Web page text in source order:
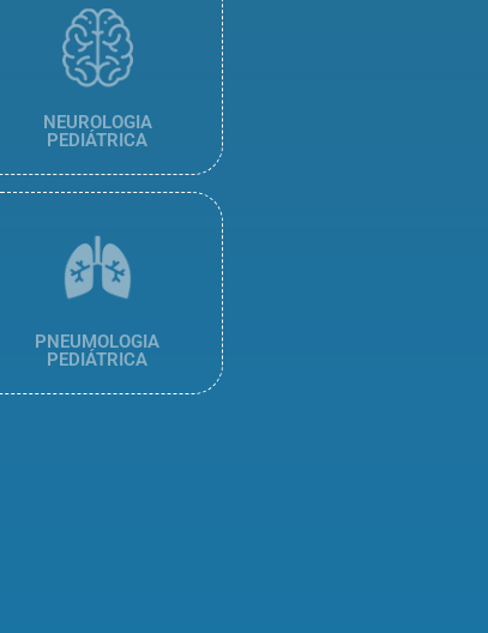
NEUROLOGIA
PEDIÁTRICA
PNEUMOLOGIA
PEDIÁTRICA